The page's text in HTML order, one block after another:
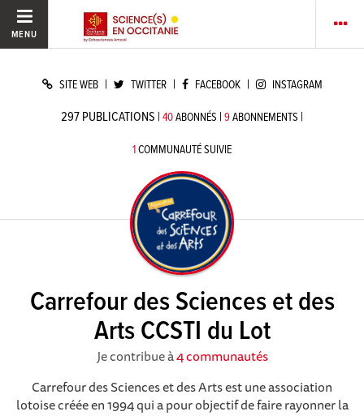
MENU
SITE WEB | TWITTER | FACEBOOK | INSTAGRAM
297PUBLICATIONS | 40ABONNÉS | 9ABONNEMENTS |
1COMMUNAUTÉ SUIVIE
Carrefour des Sciences et des
Arts CCSTI du Lot
Je contribue à4 communautés
Carrefour des Sciences et des Arts est une association
lotoise créée en 1994 qui a pour objectif de faire rayonner la